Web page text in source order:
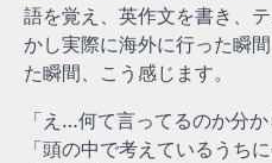
語を覚え、英作文を書き、
かし実際に海外に行った瞬
た瞬間、こう感じます。
「え…何て言ってるのか分か
「頭の中で考えているうち